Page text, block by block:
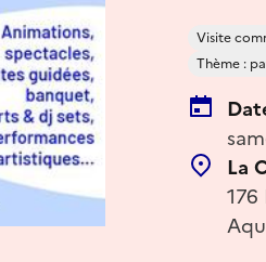
Visite
Thème :
La